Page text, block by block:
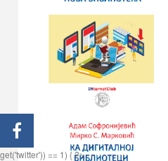
get('twitter')) == 1) { ?>